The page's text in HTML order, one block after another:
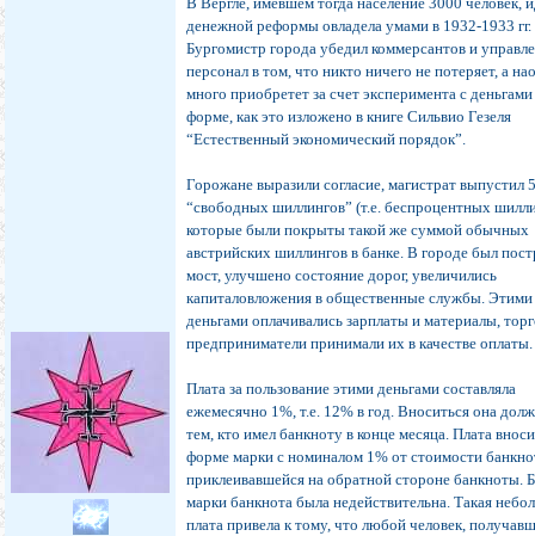
денежной реформы овладела умами в 1932-1933 гг.
Бургомистр города убедил коммерсантов и
персонал в том, что никто ничего не потеряет, а
много приобретет за счет эксперимента с
форме, как это изложено в книге Сильвио Гезеля
“Естественный экономический порядок”.
Горожане выразили согласие, магистрат выпустил
“свободных шиллингов” (т.е. беспроцентных
которые были покрыты такой же суммой обычных
австрийских шиллингов в банке. В городе был
мост, улучшено состояние дорог, увеличились
капиталовложения в общественные службы. Этими
деньгами оплачивались зарплаты и материалы,
предприниматели принимали их в качестве оплаты.
Плата за пользование этими деньгами составляла
ежемесячно 1%, т.е. 12% в год. Вноситься она
тем, кто имел банкноту в конце месяца. Плата
форме марки с номиналом 1% от стоимости
приклеивавшейся на обратной стороне банкноты.
марки банкнота была недействительна. Такая
плата привела к тому, что любой человек,